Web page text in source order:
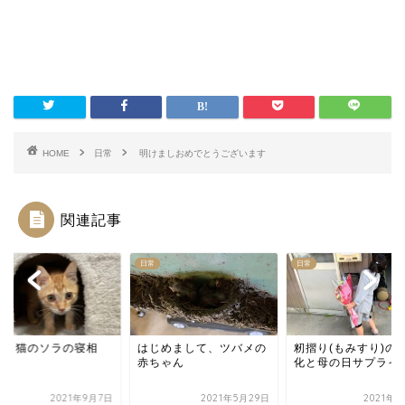
HOME 日常 明けましおめでとうございます
関連記事
ラ猫のソラの寝相
2021年9月7日
日常
はじめまして、ツバメの
赤ちゃん
2021年5月29日
日常
籾摺り(もみすり)の
化と母の日サプライ
2021年5